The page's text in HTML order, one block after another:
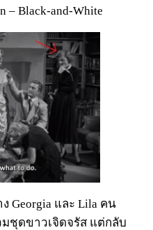
– Black-and-White
Georgia และ Lila คน
ชุดขาวเจิดจรัส แต่กลับ